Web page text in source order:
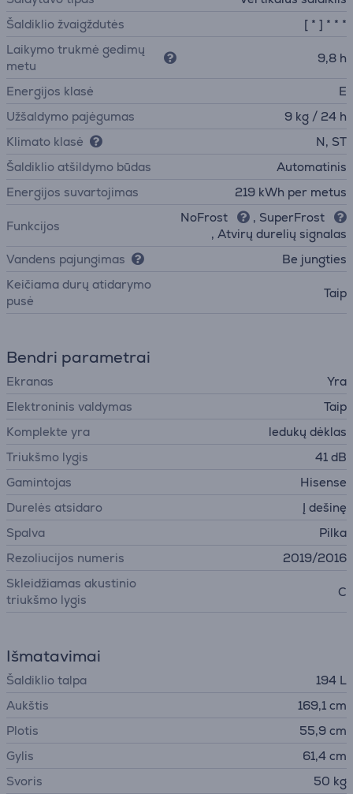
Šaldiklio žvaigždutės
[ * ] * * *
Laikymo trukmė gedimų
metu
9,8 h
Energijos klasė
E
Užšaldymo pajėgumas
9 kg / 24 h
Klimato klasė
N, ST
Šaldiklio atšildymo būdas
Automatinis
Energijos suvartojimas
219 kWh per metus
Funkcijos
NoFrost
, SuperFrost
, Atvirų durelių signalas
Vandens pajungimas
Be jungties
Keičiama durų atidarymo
pusė
Taip
Bendri parametrai
Ekranas
Yra
Elektroninis valdymas
Taip
Komplekte yra
ledukų dėklas
Triukšmo lygis
41 dB
Gamintojas
Hisense
Durelės atsidaro
Į dešinę
Spalva
Pilka
Rezoliucijos numeris
2019/2016
Skleidžiamas akustinio
triukšmo lygis
C
Išmatavimai
Šaldiklio talpa
194 L
Aukštis
169,1 cm
Plotis
55,9 cm
Gylis
61,4 cm
Svoris
50 kg